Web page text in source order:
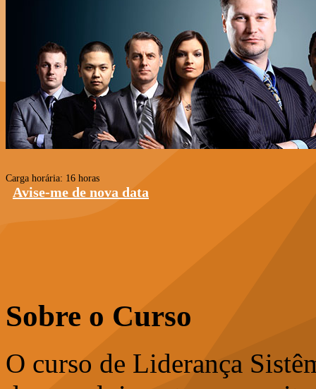
Carga horária: 16 horas
Avise-me de nova data
Sobre o Curso
O curso de Liderança